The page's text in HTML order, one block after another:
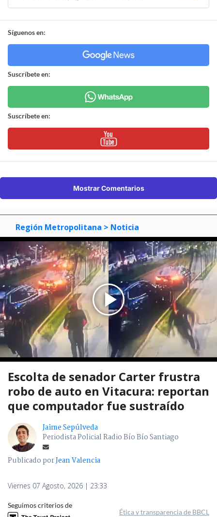
Síguenos en:
Suscríbete en:
Suscríbete en:
Mostrar Comentarios
Región Metropolitana > Noticia
Escolta de senador Carter frustra
robo de auto en Vitacura: reportan
que computador fue sustraído
Jaime Sepúlveda
Periodista Policial Radio Bío Bío Santiago
Publicado porJean Valencia
Viernes 07 Agosto, 2026 | 23:33
Seguimos criterios de
Ética y transparencia de BBCL